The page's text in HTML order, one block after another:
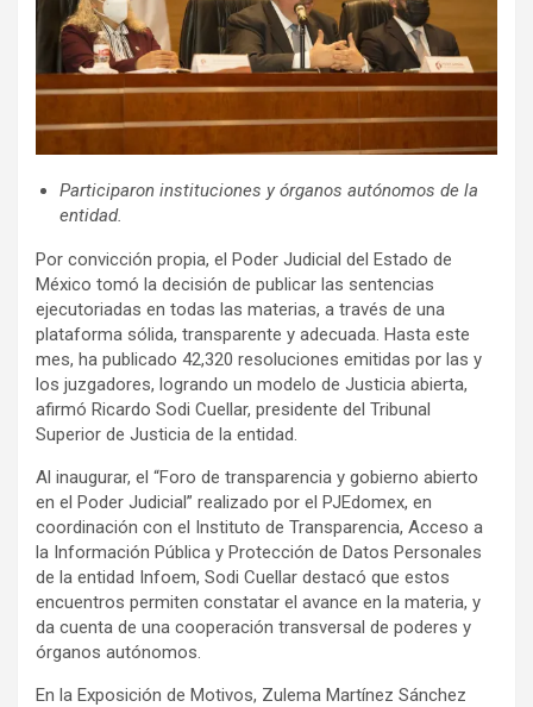
Participaron instituciones y órganos autónomos de la
entidad.
Por convicción propia, el Poder Judicial del Estado de
México tomó la decisión de publicar las sentencias
ejecutoriadas en todas las materias, a través de una
plataforma sólida, transparente y adecuada. Hasta este
mes, ha publicado 42,320 resoluciones emitidas por las y
los juzgadores, logrando un modelo de Justicia abierta,
afirmó Ricardo Sodi Cuellar, presidente del Tribunal
Superior de Justicia de la entidad.
Al inaugurar, el “Foro de transparencia y gobierno abierto
en el Poder Judicial” realizado por el PJEdomex, en
coordinación con el Instituto de Transparencia, Acceso a
la Información Pública y Protección de Datos Personales
de la entidad Infoem, Sodi Cuellar destacó que estos
encuentros permiten constatar el avance en la materia, y
da cuenta de una cooperación transversal de poderes y
órganos autónomos.
En la Exposición de Motivos, Zulema Martínez Sánchez